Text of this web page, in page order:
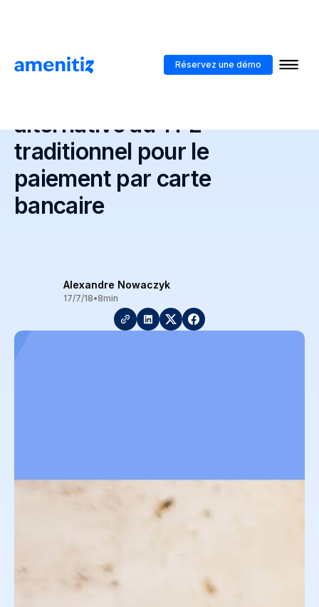
Réservez une démo
paiement par carte bancaire
alternative au TPE
traditionnel pour le
paiement par carte
bancaire
Alexandre Nowaczyk
17/7/18•8min